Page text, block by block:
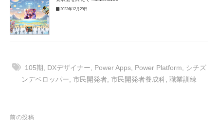
2023年12月29日
105期 , DXデザイナー, Power Apps, Power Platform, シチズ
ンデベロッパー, 市民開発者, 市民開発者養成科, 職業訓練
投
前の投稿